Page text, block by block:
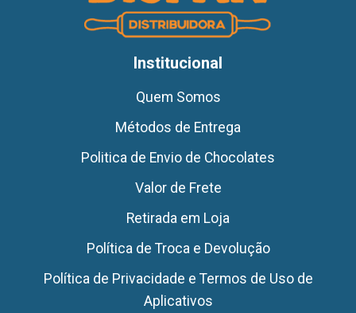
Institucional
Quem Somos
Métodos de Entrega
Politica de Envio de Chocolates
Valor de Frete
Retirada em Loja
Política de Troca e Devolução
Política de Privacidade e Termos de Uso de
Aplicativos